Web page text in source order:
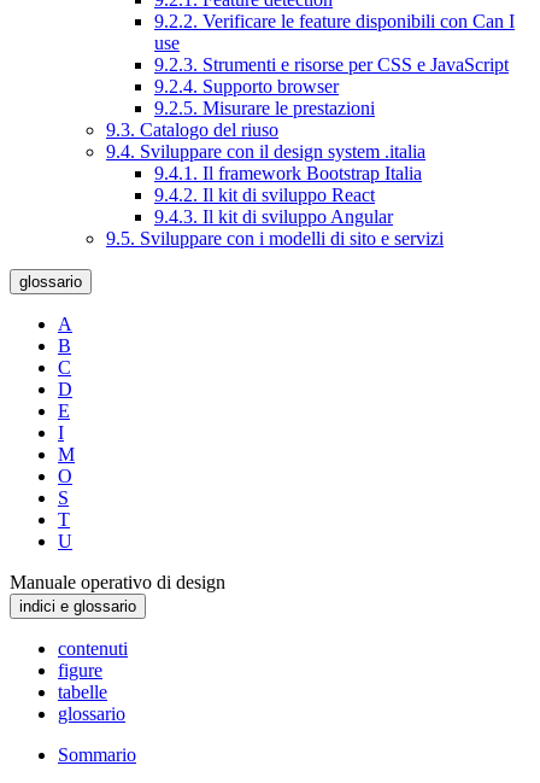
9.2.2. Verificare le feature disponibili con Can I
use
9.2.3. Strumenti e risorse per CSS e JavaScript
9.2.4. Supporto browser
9.2.5. Misurare le prestazioni
9.3. Catalogo del riuso
9.4. Sviluppare con il design system .italia
9.4.1. Il framework Bootstrap Italia
9.4.2. Il kit di sviluppo React
9.4.3. Il kit di sviluppo Angular
9.5. Sviluppare con i modelli di sito e servizi
glossario
A
B
C
D
E
I
M
O
S
T
U
Manuale operativo di design
indici e glossario
contenuti
figure
tabelle
glossario
Sommario